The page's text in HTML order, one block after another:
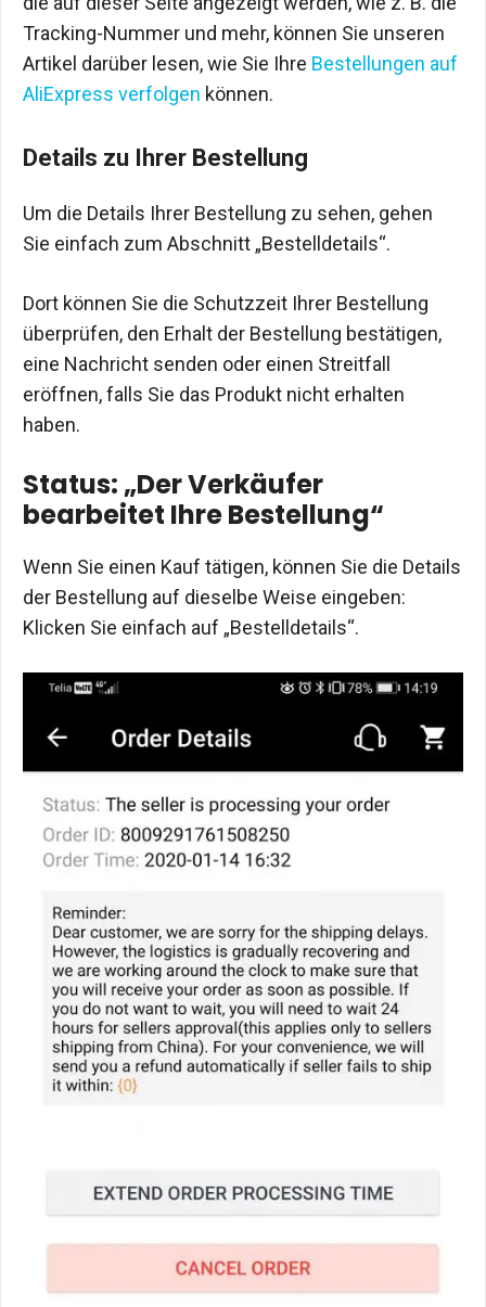
Tracking-Nummer und mehr, können Sie unseren
Artikel darüber lesen, wie Sie Ihre Bestellungen auf
AliExpress verfolgen können.
Details zu Ihrer Bestellung
Um die Details Ihrer Bestellung zu sehen, gehen
Sie einfach zum Abschnitt „Bestelldetails“.
Dort können Sie die Schutzzeit Ihrer Bestellung
überprüfen, den Erhalt der Bestellung bestätigen,
eine Nachricht senden oder einen Streitfall
eröffnen, falls Sie das Produkt nicht erhalten
haben.
Status: „Der Verkäufer
bearbeitet Ihre Bestellung“
Wenn Sie einen Kauf tätigen, können Sie die Details
der Bestellung auf dieselbe Weise eingeben:
Klicken Sie einfach auf „Bestelldetails“.